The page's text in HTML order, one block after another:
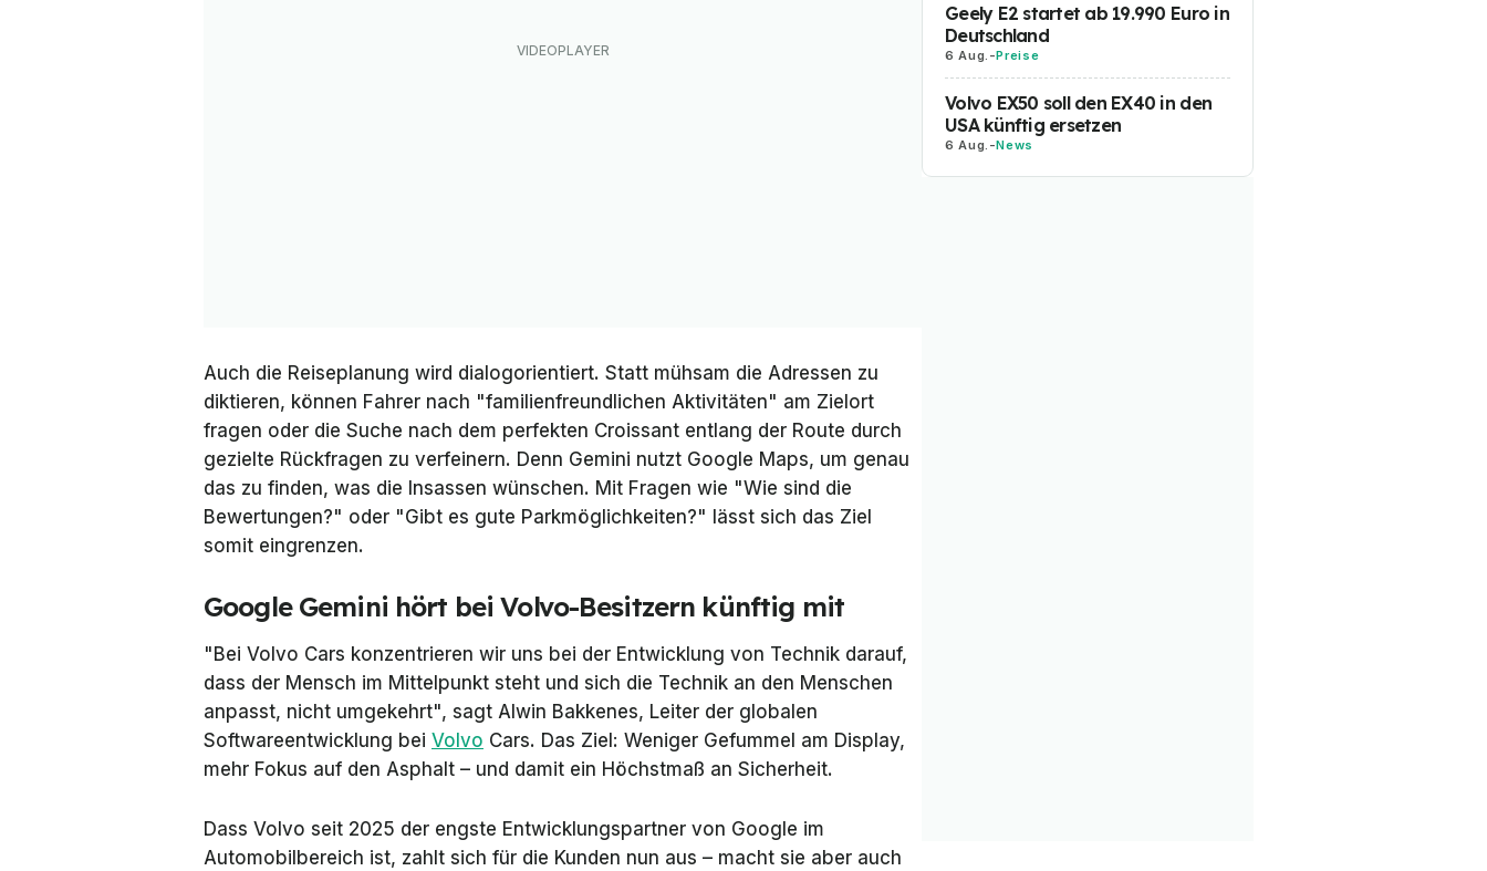
Auch die Reiseplanung wird dialogorientiert. Statt mühsam die Adressen zu
diktieren, können Fahrer nach "familienfreundlichen Aktivitäten" am Zielort
fragen oder die Suche nach dem perfekten Croissant entlang der Route durch
gezielte Rückfragen zu verfeinern. Denn Gemini nutzt Google Maps, um genau
das zu finden, was die Insassen wünschen. Mit Fragen wie "Wie sind die
Bewertungen?" oder "Gibt es gute Parkmöglichkeiten?" lässt sich das Ziel
somit eingrenzen.
Google Gemini hört bei Volvo-Besitzern künftig mit
"Bei Volvo Cars konzentrieren wir uns bei der Entwicklung von Technik darauf,
dass der Mensch im Mittelpunkt steht und sich die Technik an den Menschen
anpasst, nicht umgekehrt", sagt Alwin Bakkenes, Leiter der globalen
Softwareentwicklung bei Volvo Cars. Das Ziel: Weniger Gefummel am Display,
mehr Fokus auf den Asphalt – und damit ein Höchstmaß an Sicherheit.
Dass Volvo seit 2025 der engste Entwicklungspartner von Google im
Automobilbereich ist, zahlt sich für die Kunden nun aus – macht sie aber auch
Geely E2 startet ab 19.990 Euro in
Deutschland
6 Aug. -Preise
Volvo EX50 soll den EX40 in den
USA künftig ersetzen
6 Aug. -News